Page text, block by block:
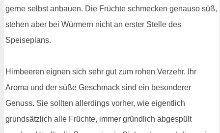
gerne selbst anbauen. Die Früchte schmecken genauso süß,
stehen aber bei Würmern nicht an erster Stelle des
Speiseplans.
Himbeeren eignen sich sehr gut zum rohen Verzehr. Ihr
Aroma und der süße Geschmack sind ein besonderer
Genuss. Sie sollten allerdings vorher, wie eigentlich
grundsätzlich alle Früchte, immer gründlich abgespült